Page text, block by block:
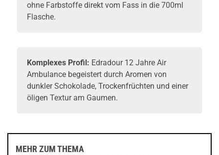
ohne Farbstoffe direkt vom Fass in die 700ml
Flasche.
Komplexes Profil: Edradour 12 Jahre Air
Ambulance begeistert durch Aromen von
dunkler Schokolade, Trockenfrüchten und einer
öligen Textur am Gaumen.
MEHR ZUM THEMA